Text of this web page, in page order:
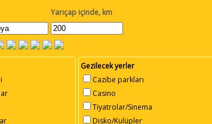
Yarıçap içinde, km
Gezilecek yerler
Cazibe parkları
Casino
Tiyatrolar/Sinema
Disko/Kulüpler